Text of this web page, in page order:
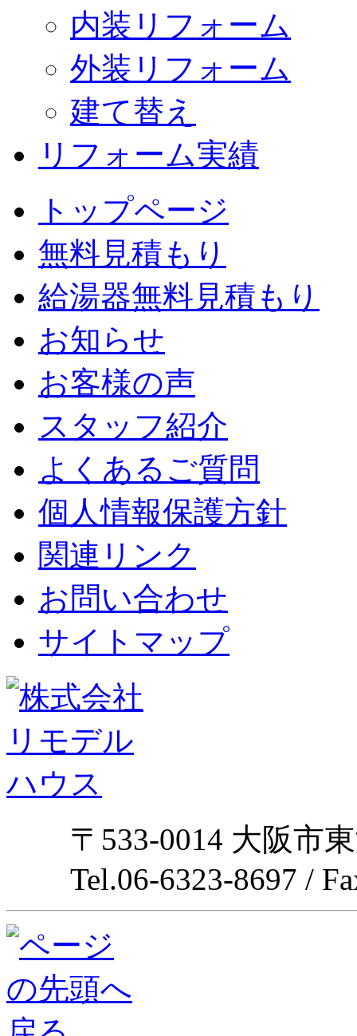
内装リフォーム
外装リフォーム
建て替え
リフォーム実績
トップページ
無料見積もり
給湯器無料見積もり
お知らせ
お客様の声
スタッフ紹介
よくあるご質問
個人情報保護方針
関連リンク
お問い合わせ
サイトマップ
〒533-0014 大阪市
Tel.06-6323-8697 /